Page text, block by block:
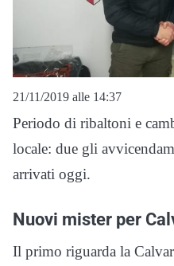
21/11/2019 alle 14:37
Periodo di ribaltoni e
locale: due gli
arrivati oggi.
Nuovi mister per
Il primo riguarda la